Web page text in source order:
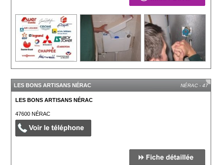
LES BONS ARTISANS NÉRAC NÉRAC - 47
LES BONS ARTISANS NÉRAC
47600NÉRAC